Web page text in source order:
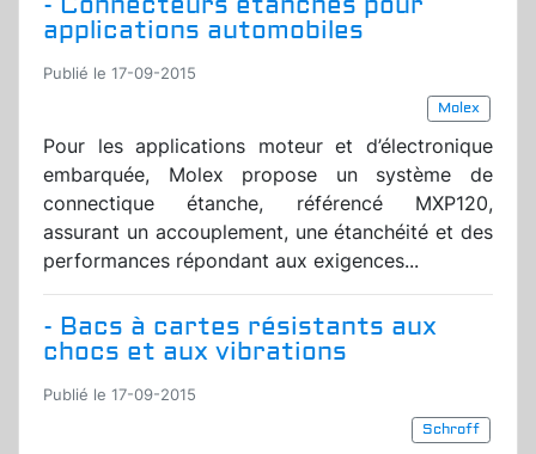
applications automobiles
Publié le 17-09-2015
Molex
Pour les applications moteur et d’électronique
embarquée, Molex propose un système de
connectique étanche, référencé MXP120,
assurant un accouplement, une étanchéité et des
performances répondant aux exigences...
- Bacs à cartes résistants aux
chocs et aux vibrations
Publié le 17-09-2015
Schroff